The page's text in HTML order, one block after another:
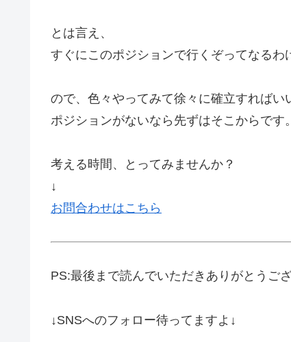
とは言え、
すぐにこのポジションで行くぞってなるわ
ので、色々やってみて徐々に確立すればい
ポジションがないなら先ずはそこからです。
考える時間、とってみませんか？
↓
お問合わせはこちら
PS:最後まで読んでいただきありがとうござ
↓SNSへのフォロー待ってますよ↓